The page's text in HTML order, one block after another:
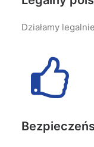
Działamy